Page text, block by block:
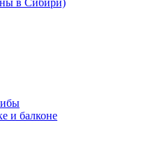
в Сибири)
и балконе